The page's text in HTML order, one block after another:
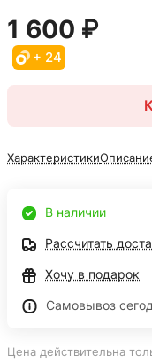
1 600 ₽
+ 24
Характеристики
В наличии
Рассчитать
Хочу в подарок
Самовывоз
Цена действительна